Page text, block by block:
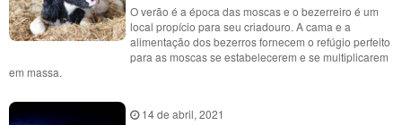
O verão é a época das moscas e o bezerreiro é um
local propício para seu criadouro. A cama e a
alimentação dos bezerros fornecem o refúgio perfeito
para as moscas se estabelecerem e se multiplicarem
em massa.
14 de abril, 2021